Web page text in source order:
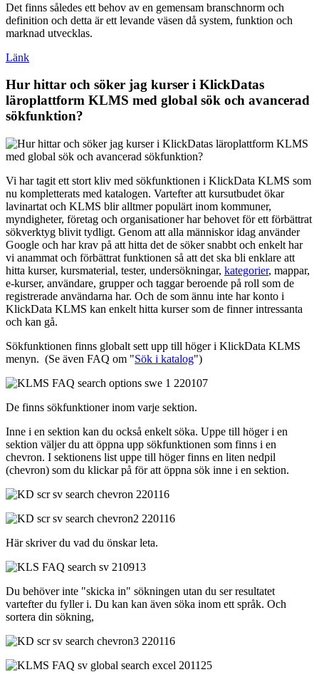
Det finns således ett behov av en gemensam branschnorm och
definition och detta är ett levande väsen då system, funktion och
marknad utvecklas.
Länk
Hur hittar och söker jag kurser i KlickDatas
läroplattform KLMS med global sök och avancerad
sökfunktion?
Vi har tagit ett stort kliv med sökfunktionen i KlickData KLMS som
nu kompletterats med katalogen. Vartefter att kursutbudet ökar
lavinartat och KLMS blir alltmer populärt inom kommuner,
myndigheter, företag och organisationer har behovet för ett förbättrat
sökverktyg blivit tydligt. Genom att alla människor idag använder
Google och har krav på att hitta det de söker snabbt och enkelt har
vi anammat och förbättrat funktionen så att det ska bli enklare att
hitta kurser, kursmaterial, tester, undersökningar, kategorier, mappar,
e-kurser, användare, grupper och taggar beroende på roll som de
registrerade användarna har. Och de som ännu inte har konto i
KlickData KLMS kan enkelt hitta kurser som de finner intressanta
och kan gå.
Sökfunktionen finns globalt sett upp till höger i KlickData KLMS
menyn. (Se även FAQ om "Sök i katalog")
De finns sökfunktioner inom varje sektion.
Inne i en sektion kan du också enkelt söka. Uppe till höger i en
sektion väljer du att öppna upp sökfunktionen som finns i en
chevron. I sektionens list uppe till höger finns en liten nedpil
(chevron) som du klickar på för att öppna sök inne i en sektion.
Här skriver du vad du önskar leta.
Du behöver inte "skicka in" sökningen utan du ser resultatet
vartefter du fyller i. Du kan kan även söka inom ett språk. Och
sortera din sökning,